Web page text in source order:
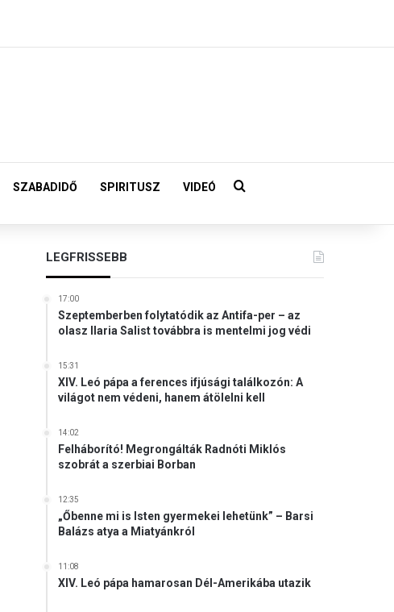
SZABADIDŐ SPIRITUSZ VIDEÓ Keresés:
LEGFRISSEBB
17:00
Szeptemberben folytatódik az Antifa-per – az
olasz Ilaria Salist továbbra is mentelmi jog védi
15:31
XIV. Leó pápa a ferences ifjúsági találkozón: A
világot nem védeni, hanem átölelni kell
14:02
Felháborító! Megrongálták Radnóti Miklós
szobrát a szerbiai Borban
12:35
„Őbenne mi is Isten gyermekei lehetünk” – Barsi
Balázs atya a Miatyánkról
11:08
XIV. Leó pápa hamarosan Dél-Amerikába utazik